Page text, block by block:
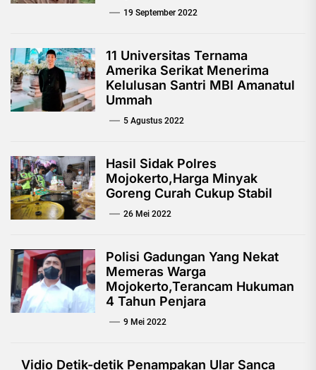
19 September 2022
11 Universitas Ternama
Amerika Serikat Menerima
Kelulusan Santri MBI Amanatul
Ummah
5 Agustus 2022
Hasil Sidak Polres
Mojokerto,Harga Minyak
Goreng Curah Cukup Stabil
26 Mei 2022
Polisi Gadungan Yang Nekat
Memeras Warga
Mojokerto,Terancam Hukuman
4 Tahun Penjara
9 Mei 2022
Vidio Detik-detik Penampakan Ular Sanca